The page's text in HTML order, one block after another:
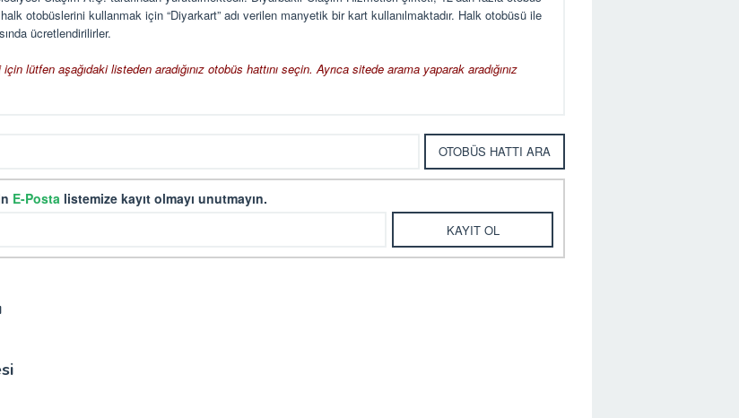
otobüslerini kullanmak için “Diyarkart” adı verilen manyetik bir kart kullanılmaktadır. Halk otobüsü ile
ücretlendirilirler.
lütfen aşağıdaki listeden aradığınız otobüs hattını seçin. Ayrıca sitede arama yaparak aradığınız
E-Postalistemize kayıt olmayı unutmayın.